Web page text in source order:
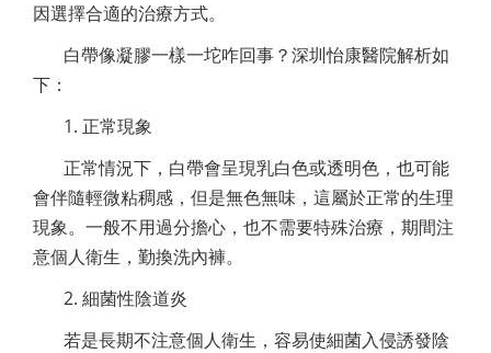
因選擇合適的治療方式。
白帶像凝膠一樣一坨咋回事？深圳怡康醫院解析如
下：
1. 正常現象
正常情況下，白帶會呈現乳白色或透明色，也可能
會伴隨輕微粘稠感，但是無色無味，這屬於正常的生理
現象。一般不用過分擔心，也不需要特殊治療，期間注
意個人衛生，勤換洗內褲。
2. 細菌性陰道炎
若是長期不注意個人衛生，容易使細菌入侵誘發陰